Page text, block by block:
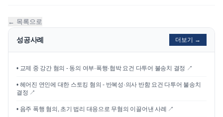
← 목록으로
성공사례 더보기 →
• 교제 중 강간 혐의 - 동의 여부·폭행·협박 요건 다투어 불송치 결정 ↗
• 헤어진 연인에 대한 스토킹 혐의 - 반복성·의사 반함 요건 다투어 불송치
결정 ↗
• 음주 폭행 혐의, 초기 법리 대응으로 무혐의 이끌어낸 사례 ↗